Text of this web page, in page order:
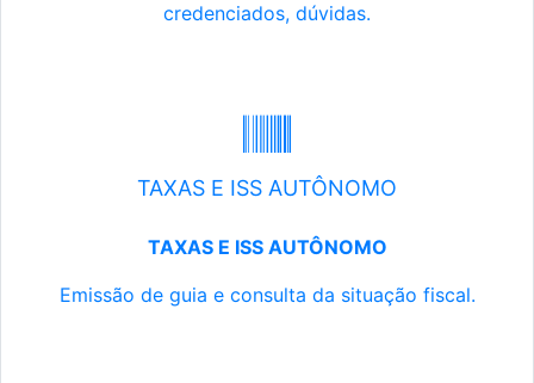
credenciados, dúvidas.
TAXAS E ISS AUTÔNOMO
TAXAS E ISS AUTÔNOMO
Emissão de guia e consulta da situação fiscal.